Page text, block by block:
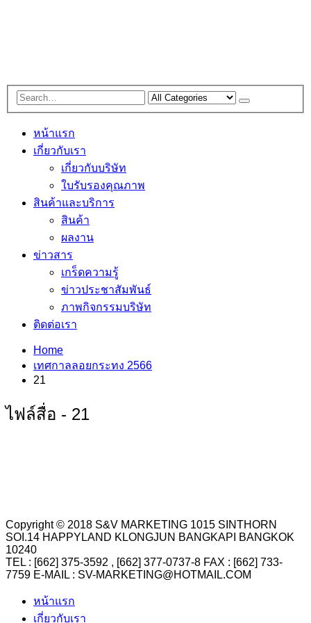
หน้าแรก
เกี่ยวกับเรา
เกี่ยวกับบริษัท
ใบรับรองคุณภาพ
สินค้าและบริการ
สินค้า
ผลงาน
ข่าวสาร
เกร็ดความรู้
ข่าวประชาสัมพันธ์
ภาพกิจกรรมบริษัท
ติดต่อเรา
Home
เทศกาลลอยกระทง 2566
21
ไฟล์สื่อ - 21
Copyright © 2018 S&V MARKETING 1015 SINTHORN
SOI.14 HAPPYLAND KLONGJUN BANGKAPI BANGKOK
10240
TEL : [662] 375-3592 , [662] 377-0737-8 FAX : [662] 733-
7759 E-MAIL : SV-MARKETING@HOTMAIL.COM
หน้าแรก
เกี่ยวกับเรา